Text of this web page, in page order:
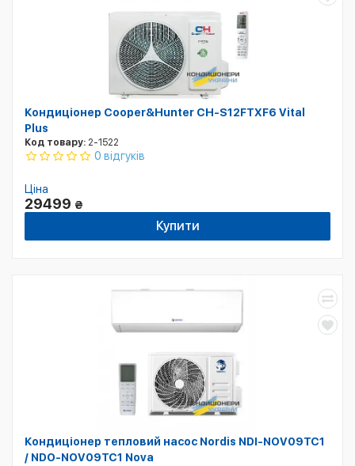
Кондиціонер Cooper&Hunter CH-S12FTXF6 Vital
Plus
Код товару: 2-1522
0 відгуків
Ціна
29499 ₴
Купити
Кондиціонер тепловий насос Nordis NDI-NOV09TC1
/ NDO-NOV09TC1 Nova